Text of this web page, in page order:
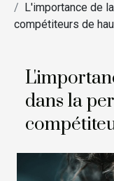
L'importance de
compétiteurs de
dans la